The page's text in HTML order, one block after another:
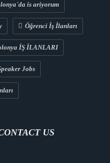
is ariyorum
Öğrenci İş İlanları
İŞ İLANLARI
Jobs
US